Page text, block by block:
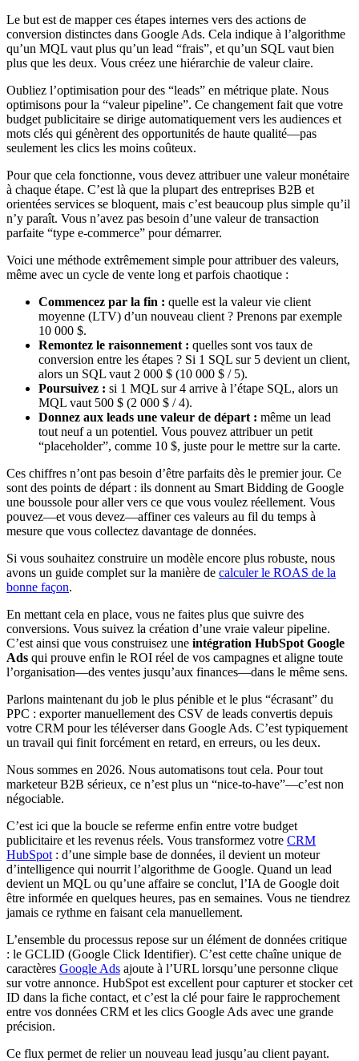
Le but est de mapper ces étapes internes vers des actions de
conversion distinctes dans Google Ads. Cela indique à l’algorithme
qu’un MQL vaut plus qu’un lead “frais”, et qu’un SQL vaut bien
plus que les deux. Vous créez une hiérarchie de valeur claire.
Oubliez l’optimisation pour des “leads” en métrique plate. Nous
optimisons pour la “valeur pipeline”. Ce changement fait que votre
budget publicitaire se dirige automatiquement vers les audiences et
mots clés qui génèrent des opportunités de haute qualité—pas
seulement les clics les moins coûteux.
Pour que cela fonctionne, vous devez attribuer une valeur monétaire
à chaque étape. C’est là que la plupart des entreprises B2B et
orientées services se bloquent, mais c’est beaucoup plus simple qu’il
n’y paraît. Vous n’avez pas besoin d’une valeur de transaction
parfaite “type e-commerce” pour démarrer.
Voici une méthode extrêmement simple pour attribuer des valeurs,
même avec un cycle de vente long et parfois chaotique :
Commencez par la fin : quelle est la valeur vie client
moyenne (LTV) d’un nouveau client ? Prenons par exemple
10 000 $.
Remontez le raisonnement : quelles sont vos taux de
conversion entre les étapes ? Si 1 SQL sur 5 devient un client,
alors un SQL vaut 2 000 $ (10 000 $ / 5).
Poursuivez : si 1 MQL sur 4 arrive à l’étape SQL, alors un
MQL vaut 500 $ (2 000 $ / 4).
Donnez aux leads une valeur de départ : même un lead
tout neuf a un potentiel. Vous pouvez attribuer un petit
“placeholder”, comme 10 $, juste pour le mettre sur la carte.
Ces chiffres n’ont pas besoin d’être parfaits dès le premier jour. Ce
sont des points de départ : ils donnent au Smart Bidding de Google
une boussole pour aller vers ce que vous voulez réellement. Vous
pouvez—et vous devez—affiner ces valeurs au fil du temps à
mesure que vous collectez davantage de données.
Si vous souhaitez construire un modèle encore plus robuste, nous
avons un guide complet sur la manière de calculer le ROAS de la
bonne façon.
En mettant cela en place, vous ne faites plus que suivre des
conversions. Vous suivez la création d’une vraie valeur pipeline.
C’est ainsi que vous construisez une intégration HubSpot Google
Ads qui prouve enfin le ROI réel de vos campagnes et aligne toute
l’organisation—des ventes jusqu’aux finances—dans le même sens.
Parlons maintenant du job le plus pénible et le plus “écrasant” du
PPC : exporter manuellement des CSV de leads convertis depuis
votre CRM pour les téléverser dans Google Ads. C’est typiquement
un travail qui finit forcément en retard, en erreurs, ou les deux.
Nous sommes en 2026. Nous automatisons tout cela. Pour tout
marketeur B2B sérieux, ce n’est plus un “nice-to-have”—c’est non
négociable.
C’est ici que la boucle se referme enfin entre votre budget
publicitaire et les revenus réels. Vous transformez votre CRM
HubSpot : d’une simple base de données, il devient un moteur
d’intelligence qui nourrit l’algorithme de Google. Quand un lead
devient un MQL ou qu’une affaire se conclut, l’IA de Google doit
être informée en quelques heures, pas en semaines. Vous ne tiendrez
jamais ce rythme en faisant cela manuellement.
L’ensemble du processus repose sur un élément de données critique
: le GCLID (Google Click Identifier). C’est cette chaîne unique de
caractères Google Ads ajoute à l’URL lorsqu’une personne clique
sur votre annonce. HubSpot est excellent pour capturer et stocker cet
ID dans la fiche contact, et c’est la clé pour faire le rapprochement
entre vos données CRM et les clics Google Ads avec une grande
précision.
Ce flux permet de relier un nouveau lead jusqu’au client payant.